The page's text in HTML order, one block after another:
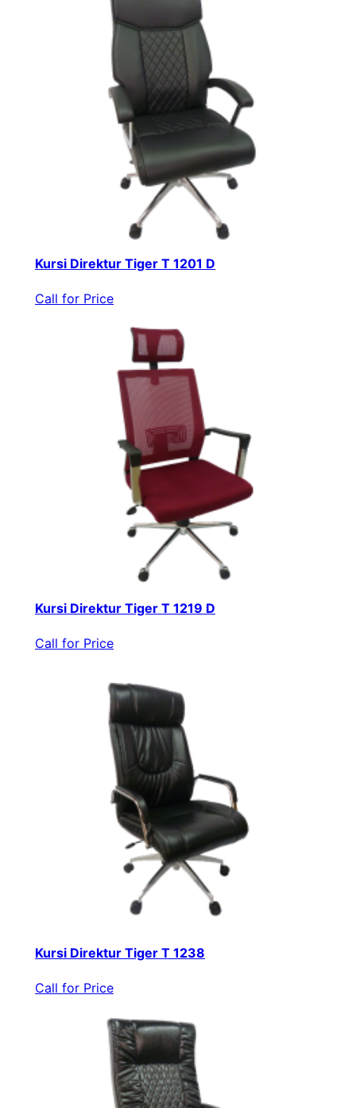
Kursi Direktur Tiger T 1201 D
Call for Price
Kursi Direktur Tiger T 1219 D
Call for Price
Kursi Direktur Tiger T 1238
Call for Price